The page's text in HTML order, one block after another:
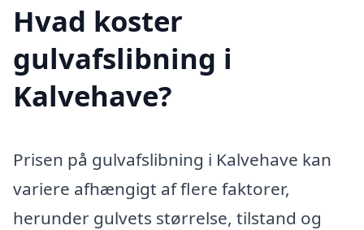
Hvad koster
gulvafslibning i
Kalvehave?
Prisen på gulvafslibning i Kalvehave kan
variere afhængigt af flere faktorer,
herunder gulvets størrelse, tilstand og